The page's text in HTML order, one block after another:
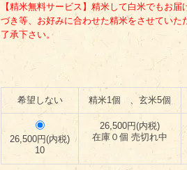
【精米無料サービス】精米して白米でもお
づき等、お好みに合わせた精米をさせてい
了承下さい。
希望しない 精米1個 、玄米5個
26,500円(内税)
10
26,500円(内税)
在庫０個 売切れ中